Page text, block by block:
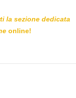
la sezione dedicata
online!